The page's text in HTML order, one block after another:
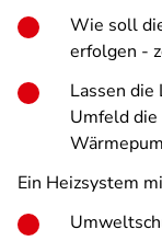
Wie soll
erfolgen -
Lassen die
Umfeld
Ein Heizsystem